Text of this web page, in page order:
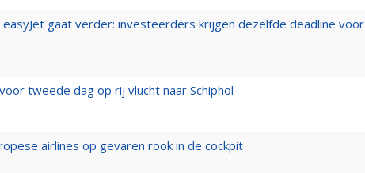
gaat verder: investeerders krijgen dezelfde deadline voor
tweede dag op rij vlucht naar Schiphol
airlines op gevaren rook in de cockpit